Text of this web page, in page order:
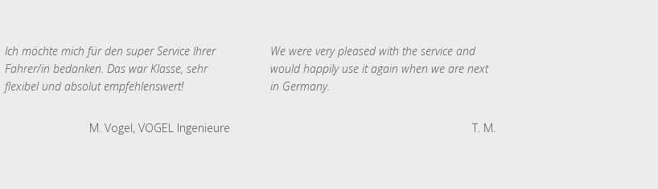
Ich möchte mich für den super Service Ihrer
Fahrer/in bedanken. Das war Klasse, sehr
flexibel und absolut empfehlenswert!
M. Vogel, VOGEL Ingenieure
We were very pleased with the service and
would happily use it again when we are next
in Germany.
T. M.